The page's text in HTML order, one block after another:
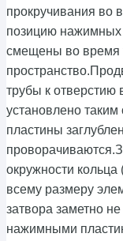
прокручивания во
позицию нажимных
смещены во время
трубы к отверстию
установлено
пластины
окружности
всему размеру
затвора заметно
нажимными